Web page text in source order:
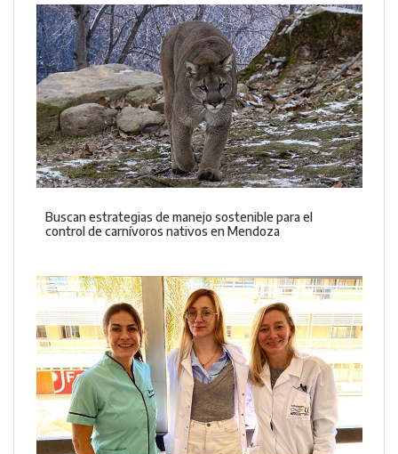
Buscan estrategias de manejo sostenible para el
control de carnívoros nativos en Mendoza